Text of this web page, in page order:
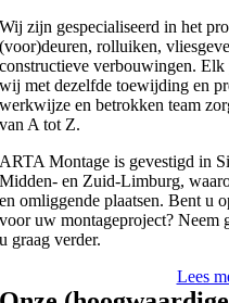
Wij zijn gespecialiseerd in het
(voor)deuren, rolluiken,
constructieve verbouwingen.
wij met dezelfde toewijding en
werkwijze en betrokken team
van A tot Z.
ARTA Montage is gevestigd in
Midden- en Zuid-Limburg,
en omliggende plaatsen. Bent u
voor uw montageproject? Neem
u graag verder.
Lees